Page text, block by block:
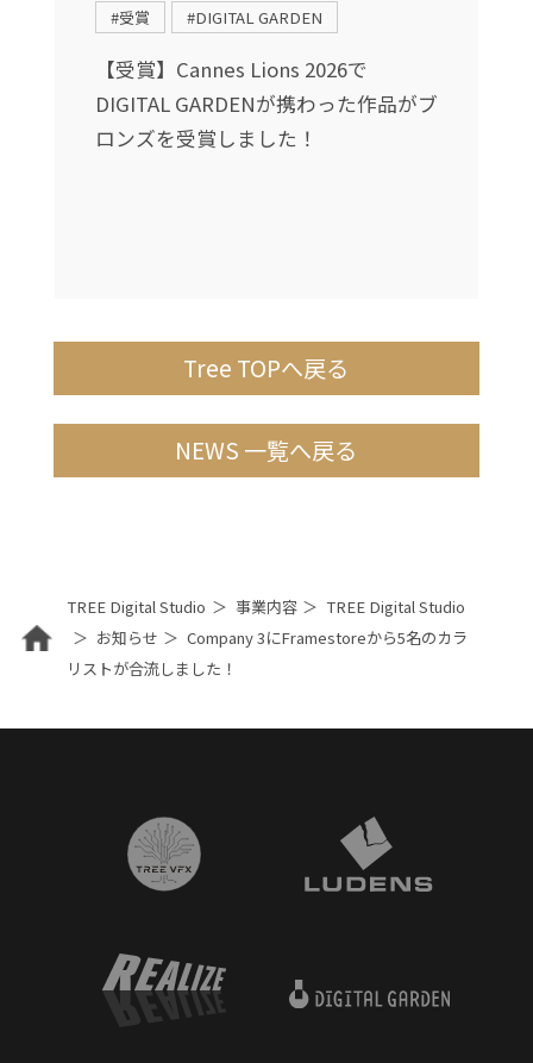
#受賞 #DIGITAL GARDEN
【受賞】Cannes Lions 2026で
DIGITAL GARDENが携わった作品がブ
ロンズを受賞しました！
Tree TOPへ戻る
NEWS 一覧へ戻る
TREE Digital Studio 事業内容
TREE Digital Studio
お知らせ
Company 3にFramestoreから5名のカラ
リストが合流しました！